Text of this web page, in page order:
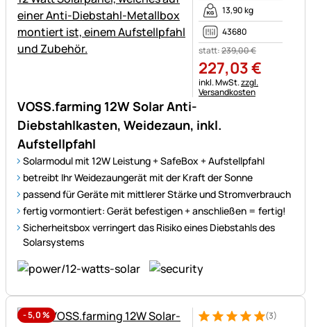
VOSS.farming 12W Solar Anti-
Diebstahlkasten, Weidezaun, inkl.
Aufstellpfahl
Solarmodul mit 12W Leistung + SafeBox + Aufstellpfahl
betreibt Ihr Weidezaungerät mit der Kraft der Sonne
passend für Geräte mit mittlerer Stärke und Stromverbrauch
fertig vormontiert: Gerät befestigen + anschließen = fertig!
Sicherheitsbox verringert das Risiko eines Diebstahls des
Solarsystems
13,90 kg
43680
statt:239,00€
227,03€
Steuerhinweis:
inkl. MwSt.zzgl.
Versandkosten
-5,0% Bewertung: 5 von 5 (3
3 Bewertungen
(3)